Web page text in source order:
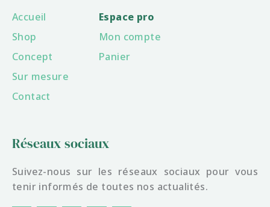
Accueil
Shop
Concept
Sur mesure
Contact
Espace pro
Mon compte
Panier
Réseaux sociaux
Suivez-nous sur les réseaux sociaux pour vous
tenir informés de toutes nos actualités.